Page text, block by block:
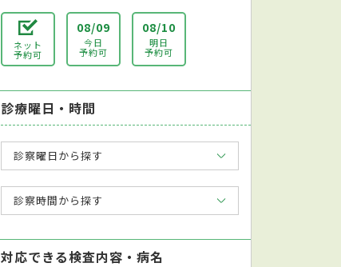
ネット
予約可
08/09
今日
予約可
08/10
明日
予約可
診療曜日・時間
診察曜日から探す
診察時間から探す
対応できる検査内容・病名